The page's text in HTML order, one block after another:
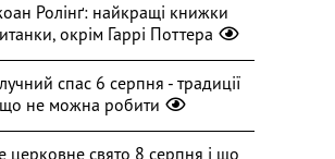
Ролінґ: найкращі книжки
окрім Гаррі Поттера
спас 6 серпня - традиції
не можна робити
церковне свято 8 серпня і що